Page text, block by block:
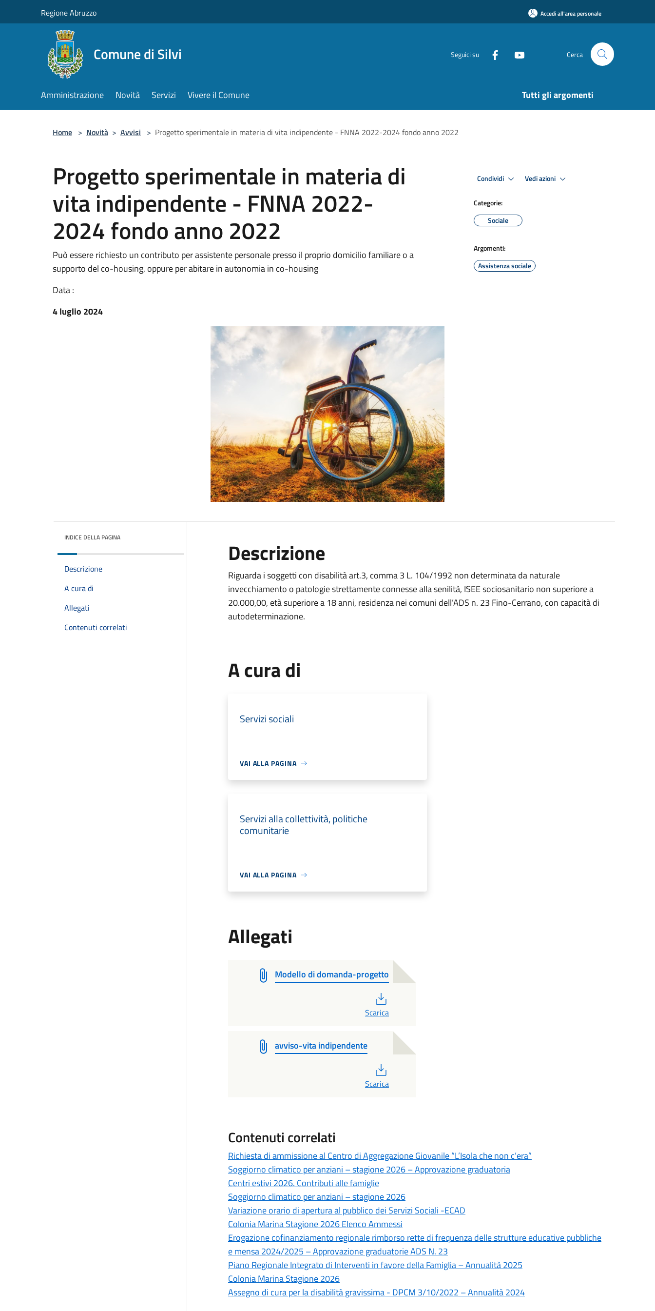
Regione Abruzzo Accedi all'area personale
Comune di Silvi Seguici su Cerca
Amministrazione Novità Servizi Vivere il Comune Tutti gli argomenti
Home > Novità > Avvisi > Progetto sperimentale in materia di vita indipendente - FNNA 2022-2024 fondo anno 2022
Progetto sperimentale in materia di
vita indipendente - FNNA 2022-
2024 fondo anno 2022
Può essere richiesto un contributo per assistente personale presso il proprio domicilio familiare o a
supporto del co-housing, oppure per abitare in autonomia in co-housing
Data :
4 luglio 2024
Condividi Vedi azioni
Categorie:
Sociale
Argomenti:
Assistenza sociale
INDICE DELLA PAGINA
Descrizione
A cura di
Allegati
Contenuti correlati
Descrizione
Riguarda i soggetti con disabilità art.3, comma 3 L. 104/1992 non determinata da naturale
invecchiamento o patologie strettamente connesse alla senilità, ISEE sociosanitario non superiore a
20.000,00, età superiore a 18 anni, residenza nei comuni dell’ADS n. 23 Fino-Cerrano, con capacità di
autodeterminazione.
A cura di
Servizi sociali
VAI ALLA PAGINA
Servizi alla collettività, politiche
comunitarie
VAI ALLA PAGINA
Allegati
Modello di domanda-progetto
Scarica
avviso-vita indipendente
Scarica
Contenuti correlati
Richiesta di ammissione al Centro di Aggregazione Giovanile “L’Isola che non c’era”
Soggiorno climatico per anziani – stagione 2026 – Approvazione graduatoria
Centri estivi 2026. Contributi alle famiglie
Soggiorno climatico per anziani – stagione 2026
Variazione orario di apertura al pubblico dei Servizi Sociali -ECAD
Colonia Marina Stagione 2026 Elenco Ammessi
Erogazione cofinanziamento regionale rimborso rette di frequenza delle strutture educative pubbliche
e mensa 2024/2025 – Approvazione graduatorie ADS N. 23
Piano Regionale Integrato di Interventi in favore della Famiglia – Annualità 2025
Colonia Marina Stagione 2026
Assegno di cura per la disabilità gravissima - DPCM 3/10/2022 – Annualità 2024